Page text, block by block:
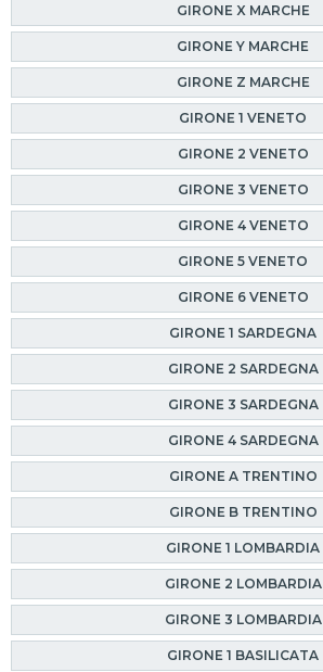
GIRONE X MARCHE
GIRONE Y MARCHE
GIRONE Z MARCHE
GIRONE 1 VENETO
GIRONE 2 VENETO
GIRONE 3 VENETO
GIRONE 4 VENETO
GIRONE 5 VENETO
GIRONE 6 VENETO
GIRONE 1 SARDEGNA
GIRONE 2 SARDEGNA
GIRONE 3 SARDEGNA
GIRONE 4 SARDEGNA
GIRONE A TRENTINO
GIRONE B TRENTINO
GIRONE 1 LOMBARDIA
GIRONE 2 LOMBARDIA
GIRONE 3 LOMBARDIA
GIRONE 1 BASILICATA